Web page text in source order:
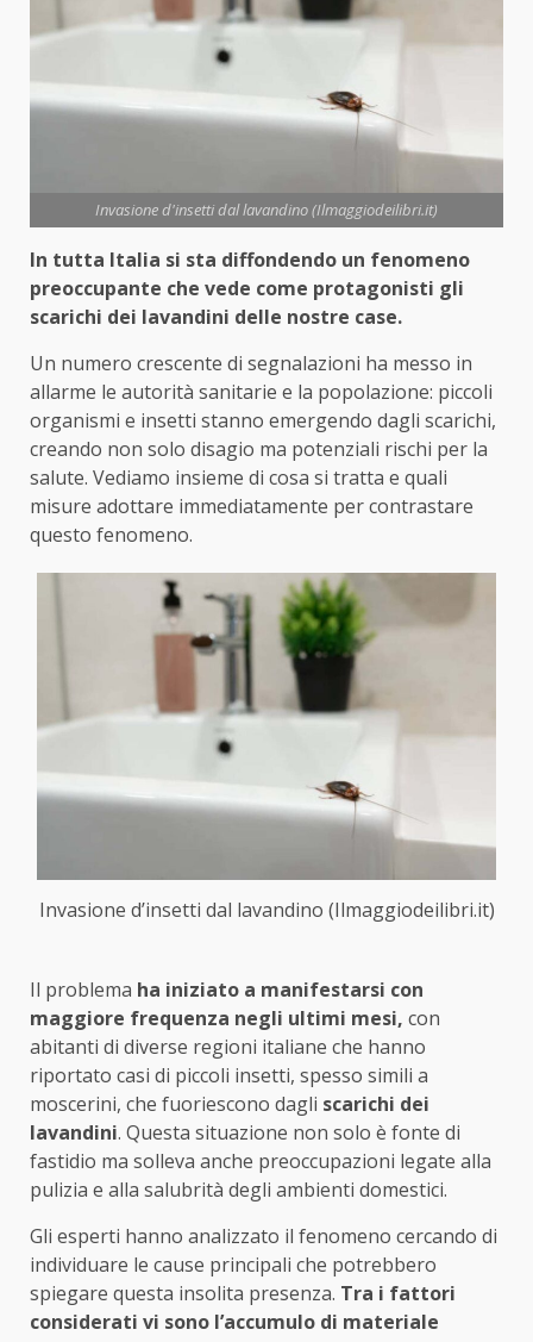
Invasione d'insetti dal lavandino (Ilmaggiodeilibri.it)
In tutta Italia si sta diffondendo un fenomeno
preoccupante che vede come protagonisti gli
scarichi dei lavandini delle nostre case.
Un numero crescente di segnalazioni ha messo in
allarme le autorità sanitarie e la popolazione: piccoli
organismi e insetti stanno emergendo dagli scarichi,
creando non solo disagio ma potenziali rischi per la
salute. Vediamo insieme di cosa si tratta e quali
misure adottare immediatamente per contrastare
questo fenomeno.
Invasione d’insetti dal lavandino (Ilmaggiodeilibri.it)
Il problema ha iniziato a manifestarsi con
maggiore frequenza negli ultimi mesi, con
abitanti di diverse regioni italiane che hanno
riportato casi di piccoli insetti, spesso simili a
moscerini, che fuoriescono dagli scarichi dei
lavandini. Questa situazione non solo è fonte di
fastidio ma solleva anche preoccupazioni legate alla
pulizia e alla salubrità degli ambienti domestici.
Gli esperti hanno analizzato il fenomeno cercando di
individuare le cause principali che potrebbero
spiegare questa insolita presenza. Tra i fattori
considerati vi sono l’accumulo di materiale